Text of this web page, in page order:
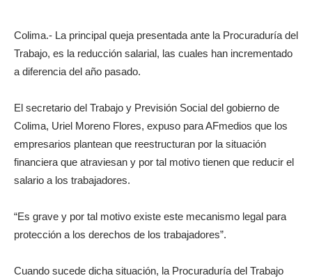
Colima.- La principal queja presentada ante la Procuraduría del
Trabajo, es la reducción salarial, las cuales han incrementado
a diferencia del año pasado.
El secretario del Trabajo y Previsión Social del gobierno de
Colima, Uriel Moreno Flores, expuso para AFmedios que los
empresarios plantean que reestructuran por la situación
financiera que atraviesan y por tal motivo tienen que reducir el
salario a los trabajadores.
“Es grave y por tal motivo existe este mecanismo legal para
protección a los derechos de los trabajadores”.
Cuando sucede dicha situación, la Procuraduría del Trabajo